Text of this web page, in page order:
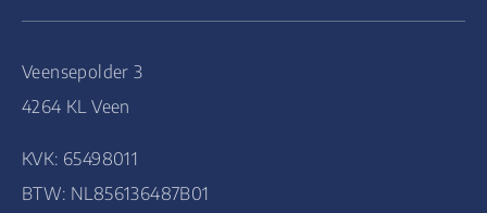
Veensepolder 3
4264 KL Veen
KVK: 65498011
BTW: NL856136487B01